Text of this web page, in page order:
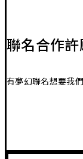
聯名合作許
有夢幻聯名想要我